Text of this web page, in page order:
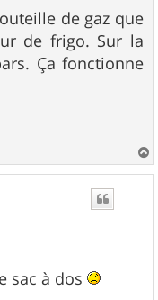
de gaz que
de frigo. Sur la
Ça fonctionne
a
sac à dos